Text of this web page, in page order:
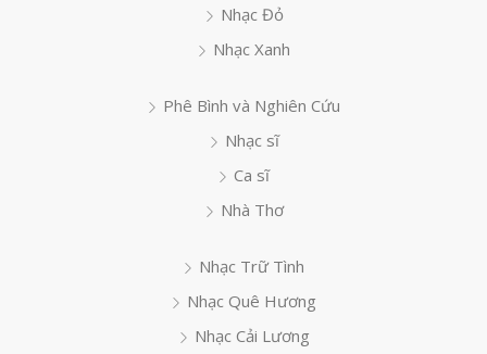
Nhạc Đỏ
Nhạc Xanh
Phê Bình và Nghiên Cứu
Nhạc sĩ
Ca sĩ
Nhà Thơ
Nhạc Trữ Tình
Nhạc Quê Hương
Nhạc Cải Lương